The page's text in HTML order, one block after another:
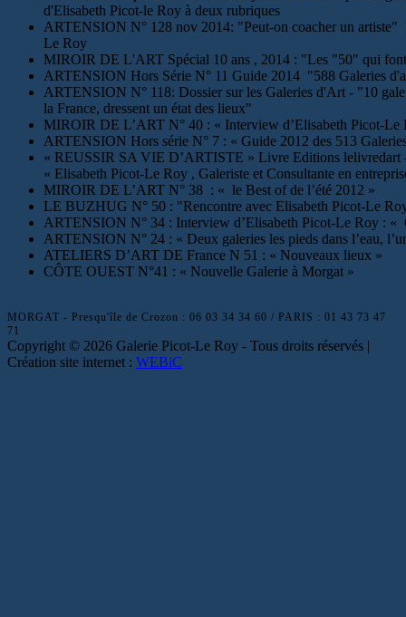
d'Elisabeth Picot-le Roy à deux rubriques
ARTENSION N° 128 nov 2014: "Peut-on coacher un artiste"
Le Roy
MIROIR DE L'ART Spécial 10 ans , 2014 : "Les "50" qui
ARTENSION Hors Série N° 11 Guide 2014 "588 Galeries
ARTENSION N° 118: Dossier sur les Galeries d'Art - "10
la France, dressent un état des lieux"
MIROIR DE L’ART N° 40 : « Interview d’Elisabeth Picot-Le
ARTENSION Hors série N° 7 : « Guide 2012 des 513
« REUSSIR SA VIE D’ARTISTE » Livre Editions lelivredart
« Elisabeth Picot-Le Roy , Galeriste et Consultante en
MIROIR DE L’ART N° 38 : « le Best of de l’été 2012 »
LE BUZHUG N° 50 : "Rencontre avec Elisabeth Picot-Le
ARTENSION N° 34 : Interview d’Elisabeth Picot-Le Roy : «
ARTENSION N° 24 : « Deux galeries les pieds dans l’eau,
ATELIERS D’ART DE France N 51 : « Nouveaux lieux »
CÔTE OUEST N°41 : « Nouvelle Galerie à Morgat »
MORGAT - Presqu'île de Crozon : 06 03 34 34 60 / PARIS : 01 43 73 47
71
Copyright © 2026 Galerie Picot-Le Roy - Tous droits réservés |
Création site internet : WEBiC